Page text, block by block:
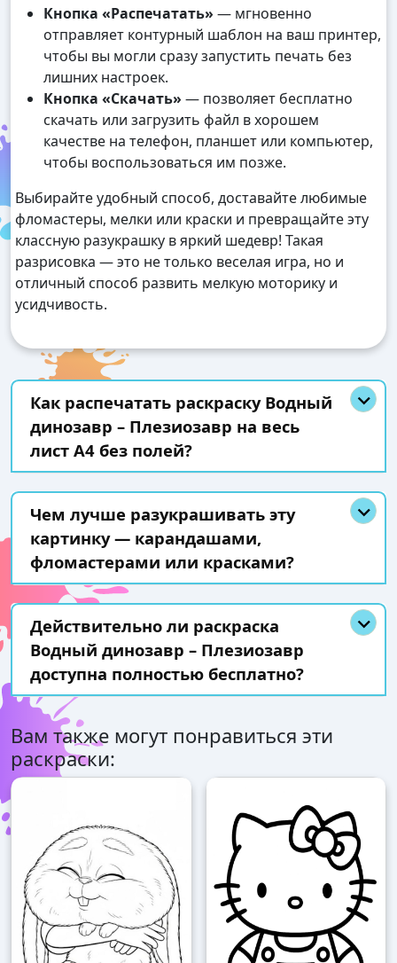
Кнопка «Распечатать» — мгновенно
отправляет контурный шаблон на ваш принтер,
чтобы вы могли сразу запустить печать без
лишних настроек.
Кнопка «Скачать» — позволяет бесплатно
скачать или загрузить файл в хорошем
качестве на телефон, планшет или компьютер,
чтобы воспользоваться им позже.
Выбирайте удобный способ, доставайте любимые
фломастеры, мелки или краски и превращайте эту
классную разукрашку в яркий шедевр! Такая
разрисовка — это не только веселая игра, но и
отличный способ развить мелкую моторику и
усидчивость.
Как распечатать раскраску Водный
динозавр – Плезиозавр на весь
лист А4 без полей?
Чем лучше разукрашивать эту
картинку — карандашами,
фломастерами или красками?
Действительно ли раскраска
Водный динозавр – Плезиозавр
доступна полностью бесплатно?
Вам также могут понравиться эти
раскраски: